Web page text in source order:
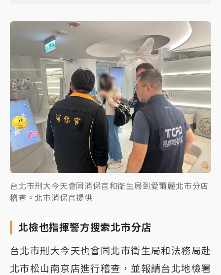
台北市刑大今天會同消保官和衛生局到愛爾麗北市分店
稽查。北市消保官提供
北檢也指揮警方搜索北市分店
台北市刑大今天也會同北市衛生局和法務局赴
北市松山南京店進行稽查，並報請台北地檢署